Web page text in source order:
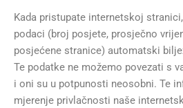
Kada pristupate internetskoj
podaci (broj posjete, prosječno
posjećene stranice) automatski
Te podatke ne možemo povezati s
i oni su u potpunosti neosobni. Te
mjerenje privlačnosti naše